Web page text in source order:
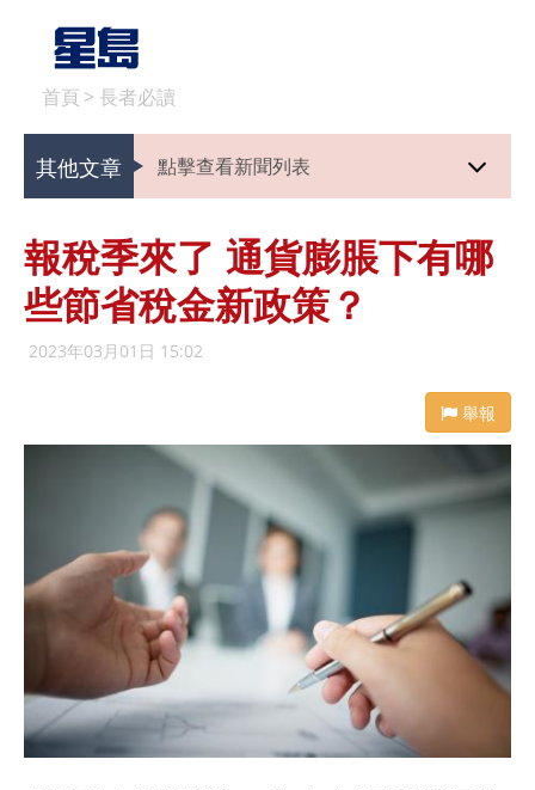
首頁 > 長者必讀
其他文章 點擊查看新聞列表
報稅季來了 通貨膨脹下有哪
些節省稅金新政策？
2023年03月01日 15:02
舉報